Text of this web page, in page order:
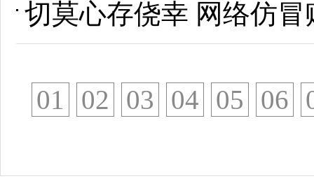
切莫心存侥幸 网络仿
01 02 03 04 05 06